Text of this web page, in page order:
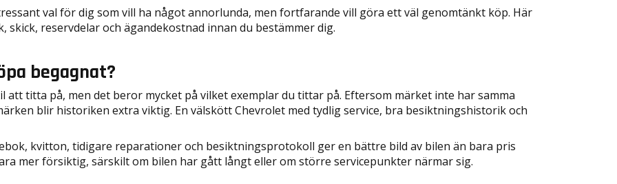
val för dig som vill ha något annorlunda, men fortfarande vill göra ett väl genomtänkt köp. Här
reservdelar och ägandekostnad innan du bestämmer dig.
begagnat?
att titta på, men det beror mycket på vilket exemplar du tittar på. Eftersom märket inte har samma
blir historiken extra viktig. En välskött Chevrolet med tydlig service, bra besiktningshistorik och
kvitton, tidigare reparationer och besiktningsprotokoll ger en bättre bild av bilen än bara pris
mer försiktig, särskilt om bilen har gått långt eller om större servicepunkter närmar sig.